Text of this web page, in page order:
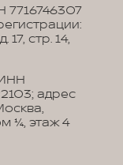
7716746307
17, стр. 14,
адрес
1/4, этаж 4